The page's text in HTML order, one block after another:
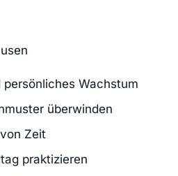
Wachstum
überwinden
Zeit
praktizieren